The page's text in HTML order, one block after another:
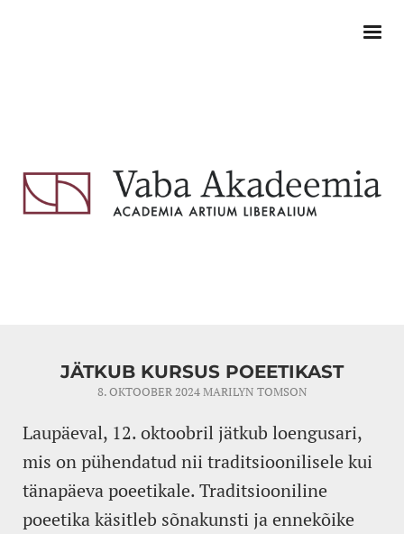
JÄTKUB KURSUS POEETIKAST
8. OKTOOBER 2024MARILYN TOMSON
Laupäeval, 12. oktoobril jätkub loengusari,
mis on pühendatud nii traditsioonilisele kui
tänapäeva poeetikale. Traditsiooniline
poeetika käsitleb sõnakunsti ja ennekõike